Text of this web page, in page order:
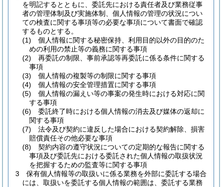
を明記するとともに、委託先における責任者及び業務従事
者の管理体制及び実施体制、個人情報の管理の状況につい
ての検査に関する事項等の必要な事項について書面で確認
するものとする。
(1)
個人情報に関する秘密保持、利用目的以外の目的のた
めの利用の禁止等の義務に関する事項
(2)
再委託の制限、事前承認等再委託に係る条件に関する
事項
(3)
個人情報の複製等の制限に関する事項
(4)
個人情報の安全管理措置に関する事項
(5)
個人情報の漏えい等の事案の発生時における対応に関
する事項
(6)
委託終了時における個人情報の消去及び媒体の返却に
関する事項
(7)
法令及び契約に違反した場合における契約解除、損害
賠償責任その他必要な事項
(8)
契約内容の遵守状況についての定期的な報告に関する
事項及び委託先における委託された個人情報の取扱状況
を把握するための監査等に関する事項
3
保有個人情報等の取扱いに係る業務を外部に委託する場合
には、取扱いを委託する個人情報の範囲は、委託する業務